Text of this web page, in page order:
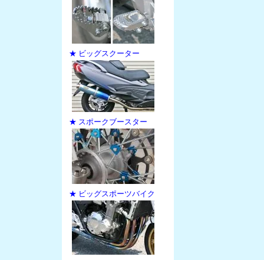
★ ビッグスクーター
★ スポークブースター
★ ビッグスポーツバイク